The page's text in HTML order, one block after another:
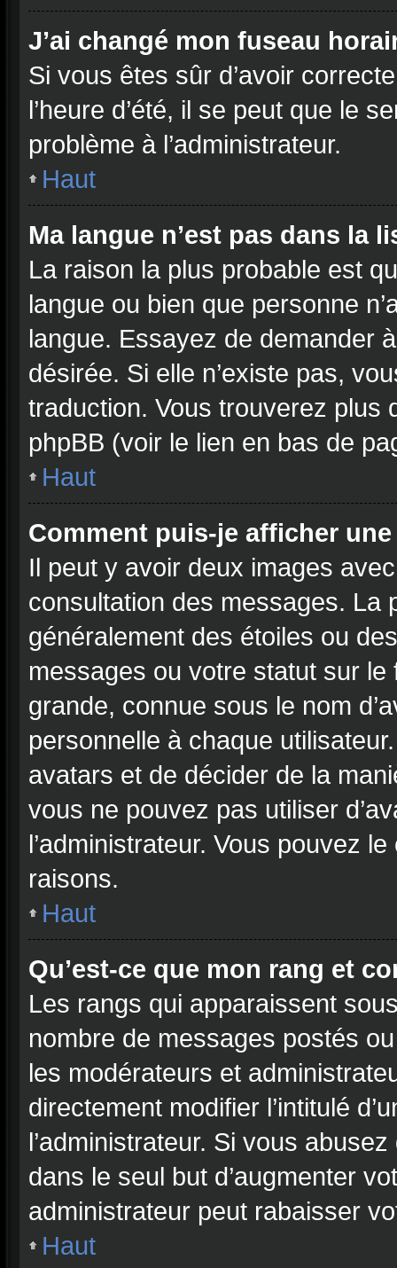
J’ai changé mon fuseau
Si vous êtes sûr d’avoir
l’heure d’été, il se peut que le
problème à l’administrateur.
Haut
Ma langue n’est pas dans la
La raison la plus probable est
langue ou bien que personne
langue. Essayez de demander
désirée. Si elle n’existe pas,
traduction. Vous trouverez plus
phpBB (voir le lien en bas de
Haut
Comment puis-je afficher
Il peut y avoir deux images
consultation des messages. La
généralement des étoiles ou
messages ou votre statut sur
grande, connue sous le nom
personnelle à chaque
avatars et de décider de la
vous ne pouvez pas utiliser
l’administrateur. Vous pouvez
raisons.
Haut
Qu’est-ce que mon rang et
Les rangs qui apparaissent
nombre de messages postés
les modérateurs et
directement modifier l’intitulé
l’administrateur. Si vous
dans le seul but d’augmenter
administrateur peut rabaisser
Haut